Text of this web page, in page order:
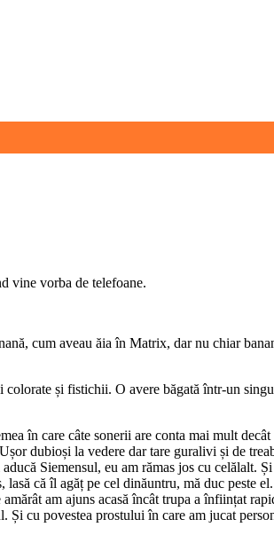
vine vorba de telefoane.
cum aveau ăia în Matrix, dar nu chiar
și fistichii. O avere băgată într-un
în care câte sonerii are conta mai mult
dubioși la vedere dar tare guralivi și de
Siemensul, eu am rămas jos cu celălalt.
că îl agăț pe cel dinăuntru, mă duc peste
am ajuns acasă încât trupa a înființat
cu povestea prostului în care am jucat